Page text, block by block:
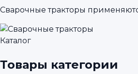
Сварочные тракторы
Каталог
Товары категории